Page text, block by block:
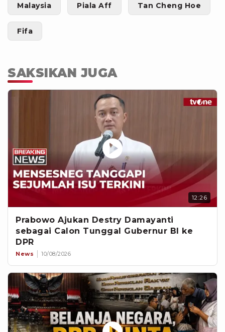
Malaysia Piala Aff Tan Cheng Hoe
Fifa
SAKSIKAN JUGA
12:26
Prabowo Ajukan Destry Damayanti
sebagai Calon Tunggal Gubernur BI ke
DPR
News 10/08/2026